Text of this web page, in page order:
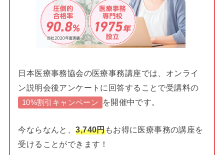
日本医療事務協会の医療事務講座では、オンライ
ン説明会後アンケートに回答することで受講料の
10%割引キャンペーン を開催中です。
今ならなんと、3,740円もお得に医療事務の講座を
受けることができます！